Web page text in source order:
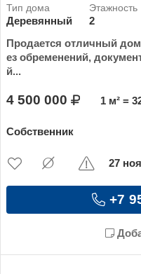
Деревянный 2
Продается отличный
ез обременений,
й...
4 500 000 1 м² =
Собственник
+7
27